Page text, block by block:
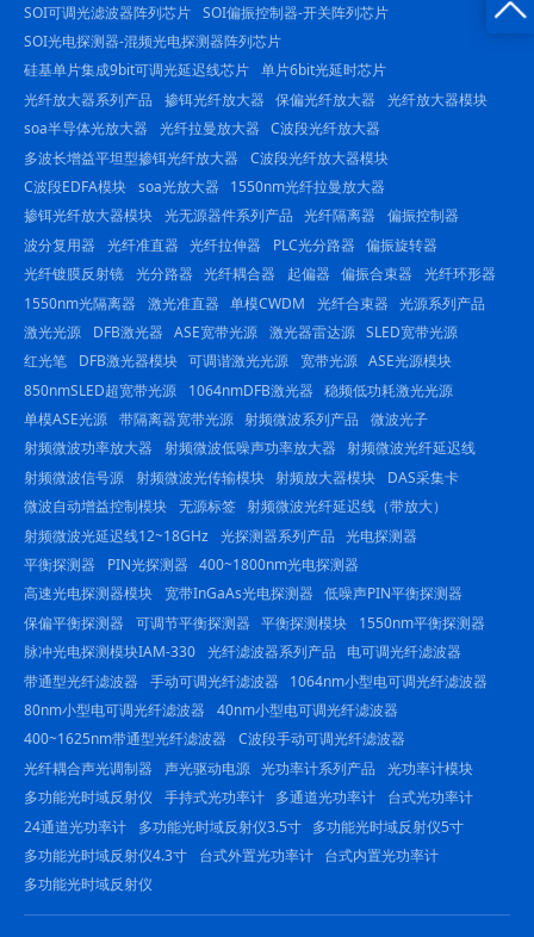
SOI可调光滤波器阵列芯片 SOI偏振控制器-开关阵列芯片
SOI光电探测器-混频光电探测器阵列芯片
硅基单片集成9bit可调光延迟线芯片 单片6bit光延时芯片
光纤放大器系列产品
掺铒光纤放大器 保偏光纤放大器
光纤放大器模块
soa半导体光放大器
光纤拉曼放大器 C波段光纤放大器
多波长增益平坦型掺铒光纤放大器
C波段光纤放大器模块
C波段EDFA模块 soa光放大器
1550nm光纤拉曼放大器
掺铒光纤放大器模块 光无源器件系列产品 光纤隔离器
偏振控制器
波分复用器
光纤准直器 光纤拉伸器 PLC光分路器
偏振旋转器
光纤镀膜反射镜 光分路器 光纤耦合器 起偏器 偏振合束器
光纤环形器
1550nm光隔离器
激光准直器 单模CWDM 光纤合束器
光源系列产品
激光光源
DFB激光器 ASE宽带光源 激光器雷达源 SLED宽带光源
红光笔
DFB激光器模块 可调谐激光光源 宽带光源 ASE光源模块
850nmSLED超宽带光源
1064nmDFB激光器 稳频低功耗激光光源
单模ASE光源 带隔离器宽带光源 射频微波系列产品
微波光子
射频微波功率放大器
射频微波低噪声功率放大器 射频微波光纤延迟线
射频微波信号源 射频微波光传输模块 射频放大器模块
DAS采集卡
微波自动增益控制模块 无源标签 射频微波光纤延迟线（带放大）
射频微波光延迟线12~18GHz 光探测器系列产品 光电探测器
平衡探测器
PIN光探测器 400~1800nm光电探测器
高速光电探测器模块
宽带InGaAs光电探测器 低噪声PIN平衡探测器
保偏平衡探测器
可调节平衡探测器 平衡探测模块
1550nm平衡探测器
脉冲光电探测模块IAM-330 光纤滤波器系列产品
电可调光纤滤波器
带通型光纤滤波器
手动可调光纤滤波器
1064nm小型电可调光纤滤波器
80nm小型电可调光纤滤波器
40nm小型电可调光纤滤波器
400~1625nm带通型光纤滤波器
C波段手动可调光纤滤波器
光纤耦合声光调制器
声光驱动电源 光功率计系列产品
光功率计模块
多功能光时域反射仪
手持式光功率计 多通道光功率计
台式光功率计
24通道光功率计
多功能光时域反射仪3.5寸
多功能光时域反射仪5寸
多功能光时域反射仪4.3寸
台式外置光功率计
台式内置光功率计
多功能光时域反射仪